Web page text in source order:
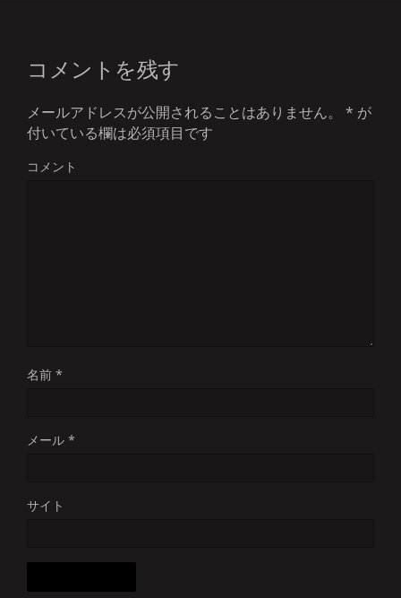
コメントを残す
メールアドレスが公開されることはありません。 * が
付いている欄は必須項目です
コメント
名前 *
メール *
サイト